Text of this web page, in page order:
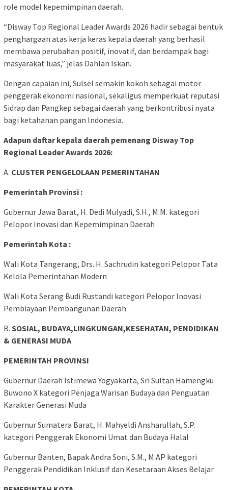
role model kepemimpinan daerah.
“Disway Top Regional Leader Awards 2026 hadir sebagai bentuk
penghargaan atas kerja keras kepala daerah yang berhasil
membawa perubahan positif, inovatif, dan berdampak bagi
masyarakat luas,” jelas Dahlan Iskan.
Dengan capaian ini, Sulsel semakin kokoh sebagai motor
penggerak ekonomi nasional, sekaligus memperkuat reputasi
Sidrap dan Pangkep sebagai daerah yang berkontribusi nyata
bagi ketahanan pangan Indonesia.
Adapun daftar kepala daerah pemenang Disway Top
Regional Leader Awards 2026:
A. CLUSTER PENGELOLAAN PEMERINTAHAN
Pemerintah Provinsi :
Gubernur Jawa Barat, H. Dedi Mulyadi, S.H., M.M. kategori
Pelopor Inovasi dan Kepemimpinan Daerah
Pemerintah Kota :
Wali Kota Tangerang, Drs. H. Sachrudin kategori Pelopor Tata
Kelola Pemerintahan Modern
Wali Kota Serang Budi Rustandi kategori Pelopor Inovasi
Pembiayaan Pembangunan Daerah
B. SOSIAL, BUDAYA,LINGKUNGAN,KESEHATAN, PENDIDIKAN
& GENERASI MUDA
PEMERINTAH PROVINSI
Gubernur Daerah Istimewa Yogyakarta, Sri Sultan Hamengku
Buwono X kategori Penjaga Warisan Budaya dan Penguatan
Karakter Generasi Muda
Gubernur Sumatera Barat, H. Mahyeldi Ansharullah, S.P.
kategori Penggerak Ekonomi Umat dan Budaya Halal
Gubernur Banten, Bapak Andra Soni, S.M., M.AP kategori
Penggerak Pendidikan Inklusif dan Kesetaraan Akses Belajar